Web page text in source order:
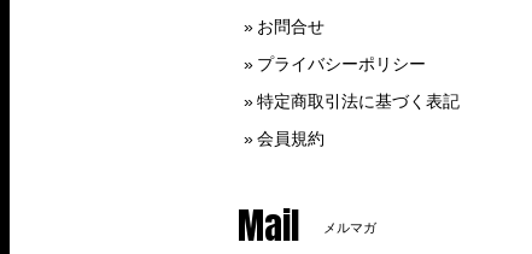
お問合せ
プライバシーポリシー
特定商取引法に基づく表記
会員規約
Mail メルマガ